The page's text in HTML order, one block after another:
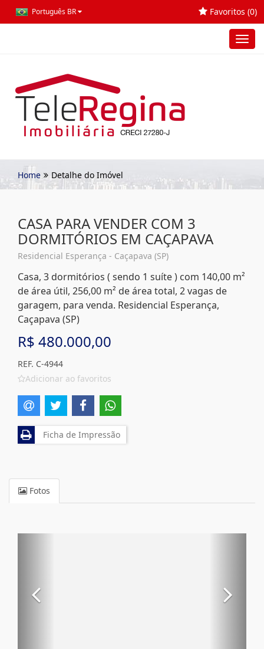
Português BR Favoritos (0)
Home Detalhe do Imóvel
CASA PARA VENDER COM 3
DORMITÓRIOS EM CAÇAPAVA
Residencial Esperança - Caçapava (SP)
Casa, 3 dormitórios ( sendo 1 suíte ) com 140,00 m²
de área útil, 256,00 m² de área total, 2 vagas de
garagem, para venda. Residencial Esperança,
Caçapava (SP)
R$ 480.000,00
REF. C-4944
Adicionar ao favoritos
Ficha de Impressão
Fotos